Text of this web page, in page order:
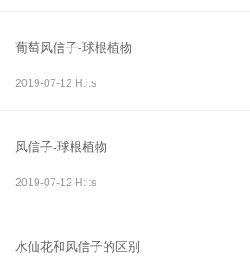
葡萄风信子-球根植物
2019-07-12 H:i:s
风信子-球根植物
2019-07-12 H:i:s
水仙花和风信子的区别